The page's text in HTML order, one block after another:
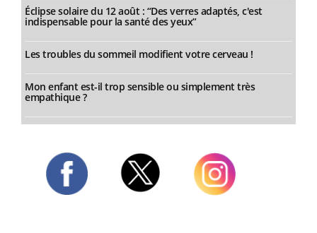
Éclipse solaire du 12 août : “Des verres adaptés, c'est
indispensable pour la santé des yeux”
Les troubles du sommeil modifient votre cerveau !
Mon enfant est-il trop sensible ou simplement très
empathique ?